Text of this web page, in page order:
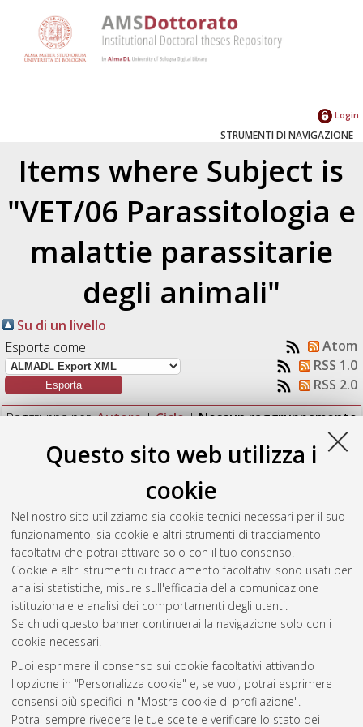
Questo sito web utilizza i
cookie
Nel nostro sito utilizziamo sia cookie tecnici necessari per il suo
funzionamento, sia cookie e altri strumenti di tracciamento
facoltativi che potrai attivare solo con il tuo consenso.
Cookie e altri strumenti di tracciamento facoltativi sono usati per
analisi statistiche, misure sull'efficacia della comunicazione
istituzionale e analisi dei comportamenti degli utenti.
Se chiudi questo banner continuerai la navigazione solo con i
cookie necessari.
Puoi esprimere il consenso sui cookie facoltativi attivando
l'opzione in "Personalizza cookie" e, se vuoi, potrai esprimere
consensi più specifici in "Mostra cookie di profilazione".
Potrai sempre rivedere le tue scelte e verificare lo stato dei
Login
STRUMENTI DI NAVIGAZIONE
Items where Subject is
"VET/06 Parassitologia e
malattie parassitarie
degli animali"
Su di un livello
Esporta come
Atom
RSS 1.0
RSS 2.0
Raggruppa per:Autore|Ciclo|Nessun raggruppamento
Numero di documenti:1.
Toxoplasma gondii in animals and the
, [Dissertation thesis], Alma Mater Studiorum
Università di Bologna. Dottorato di ricerca inScienze
veterinarie, 26 Ciclo. DOI 10.6092/unibo/amsdottorato/6423.
Questa lista e' stata generata ilSun Aug 9 20:31:38 2026
Atom
Rss 1.0
Rss 2.0